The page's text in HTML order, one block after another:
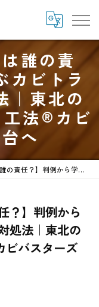
誰の責
カビトラ
｜東北の
工法®カビ
へ
実態と対処法｜東北のカビ相談はＭＩＳＴ工法®カビバスターズ仙台へ
？】判例から
処法｜東北の
ビバスターズ